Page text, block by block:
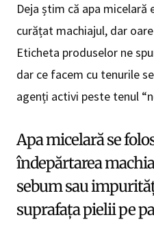
Deja știm că apa
curățat machiajul, dar
Eticheta produselor ne
dar ce facem cu tenurile
agenți activi peste tenul
Apa micelară se
îndepărtarea
sebum sau
suprafața pielii pe